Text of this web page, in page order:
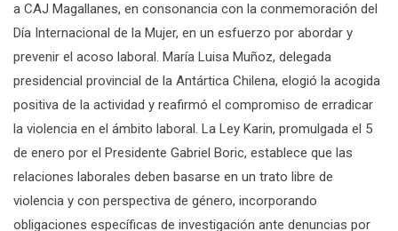
a CAJ Magallanes, en consonancia con la conmemoración del
Día Internacional de la Mujer, en un esfuerzo por abordar y
prevenir el acoso laboral. María Luisa Muñoz, delegada
presidencial provincial de la Antártica Chilena, elogió la acogida
positiva de la actividad y reafirmó el compromiso de erradicar
la violencia en el ámbito laboral. La Ley Karin, promulgada el 5
de enero por el Presidente Gabriel Boric, establece que las
relaciones laborales deben basarse en un trato libre de
violencia y con perspectiva de género, incorporando
obligaciones específicas de investigación ante denuncias por